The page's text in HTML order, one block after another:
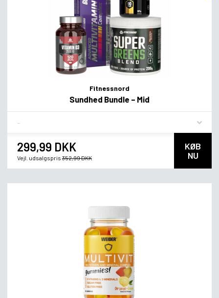
Fitnessnord
Sundhed Bundle – Mid
299,99 DKK
Vejl. udsalgspris 352,99 DKK
KØB
NU